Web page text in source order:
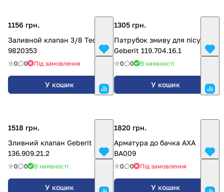
1156 грн.
Заливной клапан 3/8 Tece
9820353
0 0 Під замовлення
У кошик
1305 грн.
Патрубок змиву для пісуара
Geberit 119.704.16.1
0 0 В наявності
У кошик
1518 грн.
Зливний клапан Geberit
136.909.21.2
0 0 В наявності
У кошик
1820 грн.
Арматура до бачка AXA
BA009
0 0 Під замовлення
У кошик